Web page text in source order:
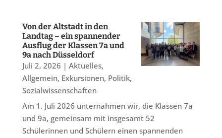
Von der Altstadt in den
Landtag – ein spannender
Ausflug der Klassen 7a und
9a nach Düsseldorf
Juli 2, 2026 | Aktuelles,
Allgemein, Exkursionen, Politik,
Sozialwissenschaften
Am 1. Juli 2026 unternahmen wir, die Klassen 7a
und 9a, gemeinsam mit insgesamt 52
Schülerinnen und Schülern einen spannenden